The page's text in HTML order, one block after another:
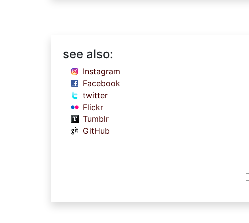
see also:
Instagram
Facebook
twitter
Flickr
Tumblr
GitHub